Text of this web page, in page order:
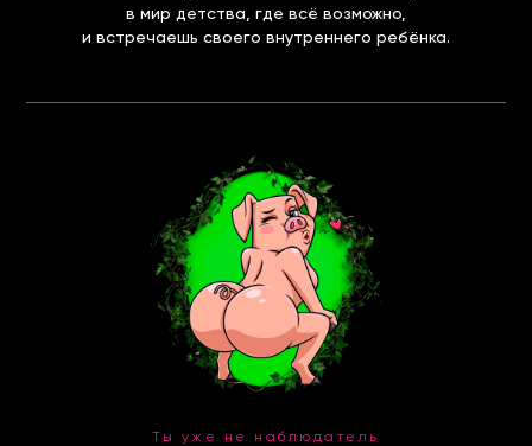
в мир детства, где всё возможно,
и встречаешь своего внутреннего ребёнка.
Ты уже не наблюдатель